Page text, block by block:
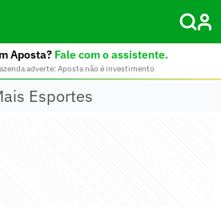
Aposta? Fale com o assistente.
adverte: Aposta não é investimento
Esportes